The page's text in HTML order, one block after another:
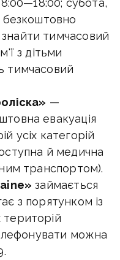
8:00—18:00; субота,
безкоштовно
тимчасовий
з дітьми
тимчасовий
—
евакуація
усіх категорій
й медична
транспортом).
займається
з порятунком із
можна